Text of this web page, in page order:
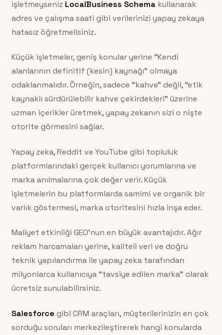
işletmeyseniz LocalBusiness Schema kullanarak
adres ve çalışma saati gibi verilerinizi yapay zekaya
hatasız öğretmelisiniz.
Küçük işletmeler, geniş konular yerine “Kendi
alanlarının definitif (kesin) kaynağı” olmaya
odaklanmalıdır. Örneğin, sadece “kahve” değil, “etik
kaynaklı sürdürülebilir kahve çekirdekleri” üzerine
uzman içerikler üretmek, yapay zekanın sizi o nişte
otorite görmesini sağlar.
Yapay zeka, Reddit ve YouTube gibi topluluk
platformlarındaki gerçek kullanıcı yorumlarına ve
marka anılmalarına çok değer verir. Küçük
işletmelerin bu platformlarda samimi ve organik bir
varlık göstermesi, marka otoritesini hızla inşa eder.
Maliyet etkinliği GEO’nun en büyük avantajıdır. Ağır
reklam harcamaları yerine, kaliteli veri ve doğru
teknik yapılandırma ile yapay zeka tarafından
milyonlarca kullanıcıya “tavsiye edilen marka” olarak
ücretsiz sunulabilirsiniz.
Salesforce gibi CRM araçları, müşterilerinizin en çok
sorduğu soruları merkezileştirerek hangi konularda